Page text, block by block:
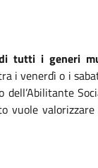
tutti i generi
i venerdì o i
Abilitante
vuole